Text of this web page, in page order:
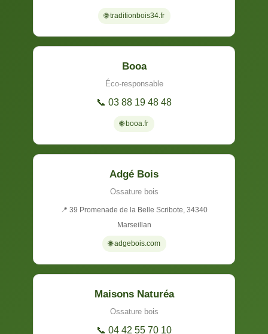
🌐 traditionbois34.fr
Booa
Éco-responsable
📞 03 88 19 48 48
🌐 booa.fr
Adgé Bois
Ossature bois
📍 39 Promenade de la Belle Scribote, 34340
Marseillan
🌐 adgebois.com
Maisons Naturéa
Ossature bois
📞 04 42 55 70 10